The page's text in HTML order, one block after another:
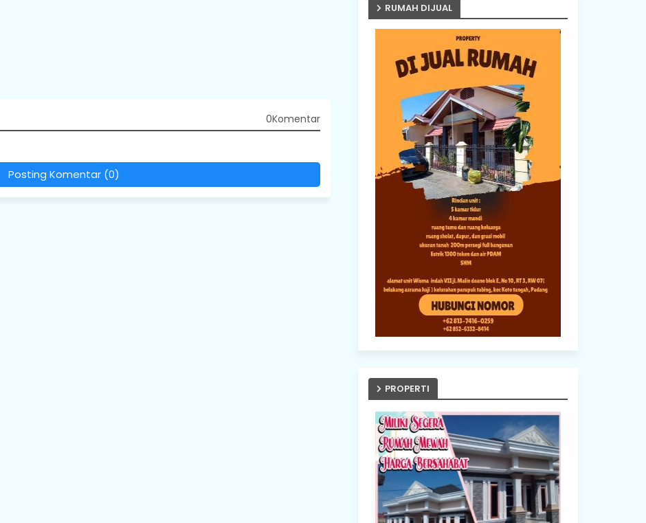
0Komentar
Posting Komentar (0)
RUMAH DIJUAL
PROPERTI